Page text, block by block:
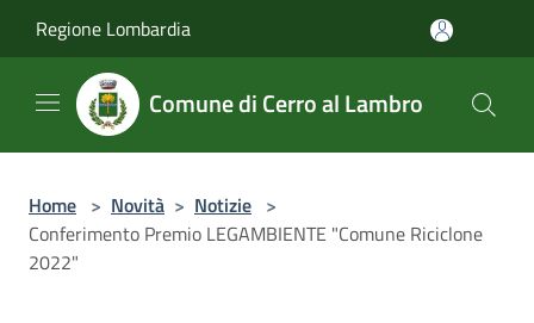
Regione Lombardia
Comune di Cerro al Lambro
Home > Novità > Notizie >
Conferimento Premio LEGAMBIENTE "Comune Riciclone
2022"